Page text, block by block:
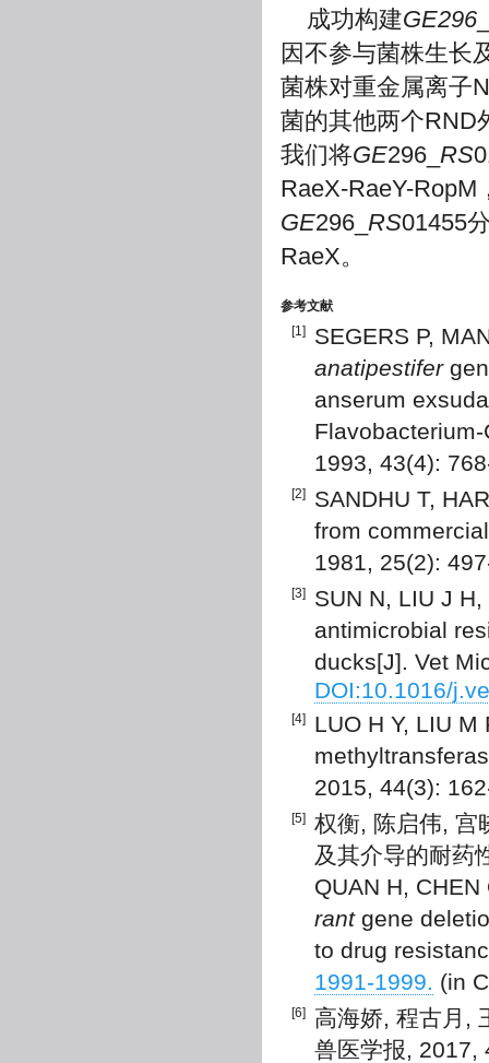
成功构建GE296
因不参与菌株生长
菌株对重金属离子
菌的其他两个RND
我们将GE296_ RS
RaeX-RaeY-RopM
GE296_ RS01455
RaeX。
参考文献
[1]
SEGERS P,
anatipestifer
anserum
1993, 43(4):
[2]
SANDHU T,
from
1981, 25(2):
[3]
SUN N, LIU J
antimicrobial
ducks[J]. Vet
DOI:10.1016/
[4]
LUO H Y, LIU
2015, 44(3):
[5]
权衡, 陈启伟, 宫
及其介导的耐药
QUAN H,
rantgene
to drug
1991-1999. (in
[6]
高海娇, 程古月,
兽医学报, 2017,